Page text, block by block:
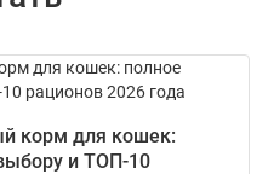
корм для кошек:
и ТОП-10